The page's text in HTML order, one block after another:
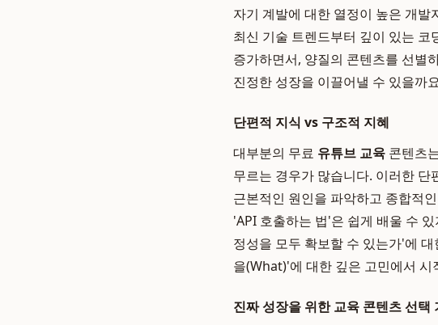
자기 계발에 대한 열정이 높은 개
최신 기술 트렌드부터 깊이 있는
증가하면서, 양질의 콘텐츠를 선별
진정한 성장을 이끌어낼 수 있을까
단편적 지식 vs 구조적 지혜
대부분의 무료 유튜브 교육 콘텐츠
무르는 경우가 많습니다. 이러한
근본적인 원인을 파악하고 종합적
'API 호출하는 법'은 쉽게 배울 수
정성을 모두 확보할 수 있는가'에
을(What)'에 대한 깊은 고민에서 시
진짜 성장을 위한 교육 콘텐츠 선택